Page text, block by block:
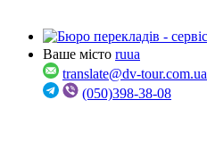
Ваше місто ruua
translate@dv-tour.com.ua
(050)398-38-08